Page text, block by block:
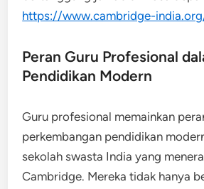
https://www.cambridge-
Peran Guru Profesional
Pendidikan Modern
Guru profesional memainkan
perkembangan pendidikan
sekolah swasta India yang
Cambridge. Mereka tidak hanya